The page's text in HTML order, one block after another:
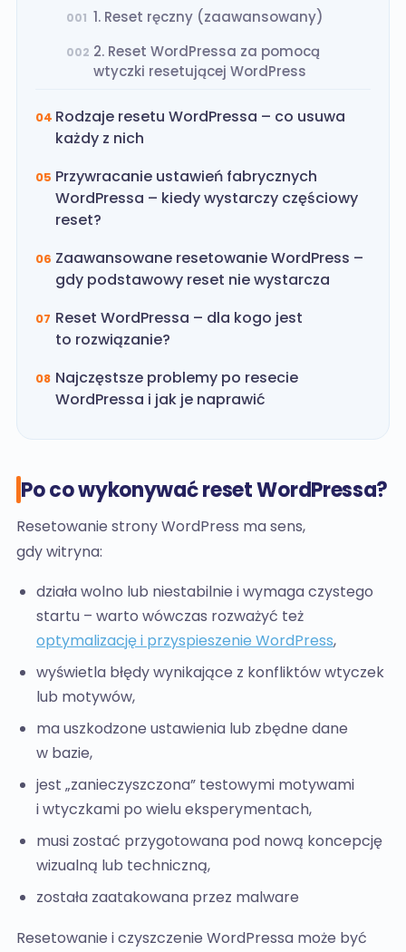
001 1. Reset ręczny (zaawansowany)
002 2. Reset WordPressa za pomocą
wtyczki resetującej WordPress
04 Rodzaje resetu WordPressa – co usuwa
każdy z nich
05 Przywracanie ustawień fabrycznych
WordPressa – kiedy wystarczy częściowy
reset?
06 Zaawansowane resetowanie WordPress –
gdy podstawowy reset nie wystarcza
07 Reset WordPressa – dla kogo jest
to rozwiązanie?
08 Najczęstsze problemy po resecie
WordPressa i jak je naprawić
Po co wykonywać reset WordPressa?
Resetowanie strony WordPress ma sens,
gdy witryna:
działa wolno lub niestabilnie i wymaga czystego
startu – warto wówczas rozważyć też
optymalizację i przyspieszenie WordPress,
wyświetla błędy wynikające z konfliktów wtyczek
lub motywów,
ma uszkodzone ustawienia lub zbędne dane
w bazie,
jest „zanieczyszczona” testowymi motywami
i wtyczkami po wielu eksperymentach,
musi zostać przygotowana pod nową koncepcję
wizualną lub techniczną,
została zaatakowana przez malware
Resetowanie i czyszczenie WordPressa może być